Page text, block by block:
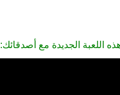
اللعبة الجديدة مع أصدقائك: